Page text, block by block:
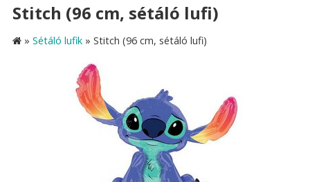
Stitch (96 cm, sétáló lufi)
» Sétáló lufik » Stitch (96 cm, sétáló lufi)